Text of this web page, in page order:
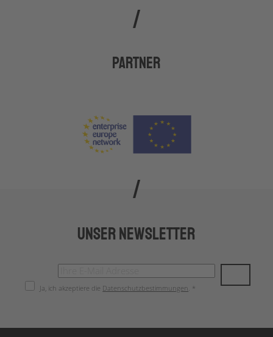
Partner
Unser Newsletter
Ja, ich akzeptiere die Datenschutzbestimmungen. *